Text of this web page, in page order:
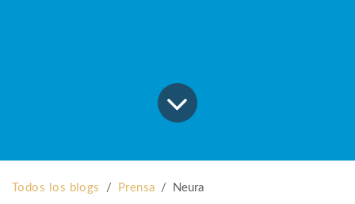
Todos los blogs Prensa Neura